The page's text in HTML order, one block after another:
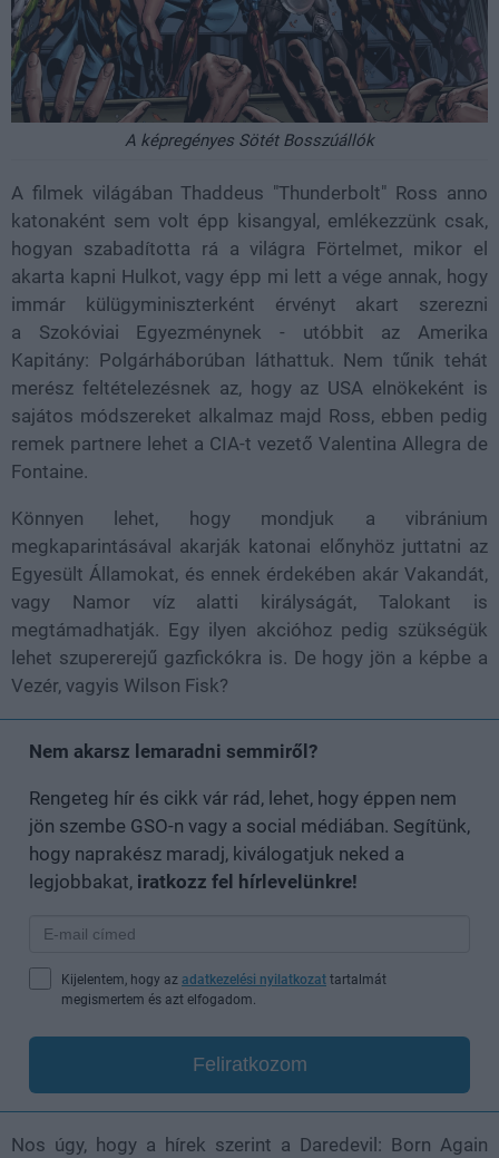
A képregényes Sötét Bosszúállók
A filmek világában Thaddeus "Thunderbolt" Ross anno
katonaként sem volt épp kisangyal, emlékezzünk csak,
hogyan szabadította rá a világra Förtelmet, mikor el
akarta kapni Hulkot, vagy épp mi lett a vége annak, hogy
immár külügyminiszterként érvényt akart szerezni
a Szokóviai Egyezménynek - utóbbit az Amerika
Kapitány: Polgárháborúban láthattuk. Nem tűnik tehát
merész feltételezésnek az, hogy az USA elnökeként is
sajátos módszereket alkalmaz majd Ross, ebben pedig
remek partnere lehet a CIA-t vezető Valentina Allegra de
Fontaine.
Könnyen lehet, hogy mondjuk a vibránium
megkaparintásával akarják katonai előnyhöz juttatni az
Egyesült Államokat, és ennek érdekében akár Vakandát,
vagy Namor víz alatti királyságát, Talokant is
megtámadhatják. Egy ilyen akcióhoz pedig szükségük
lehet szupererejű gazfickókra is. De hogy jön a képbe a
Vezér, vagyis Wilson Fisk?
Nem akarsz lemaradni semmiről?
Rengeteg hír és cikk vár rád, lehet, hogy éppen nem
jön szembe GSO-n vagy a social médiában. Segítünk,
hogy naprakész maradj, kiválogatjuk neked a
legjobbakat, iratkozz fel hírlevelünkre!
Kijelentem, hogy az adatkezelési nyilatkozat tartalmát
megismertem és azt elfogadom.
Feliratkozom
Nos úgy, hogy a hírek szerint a Daredevil: Born Again